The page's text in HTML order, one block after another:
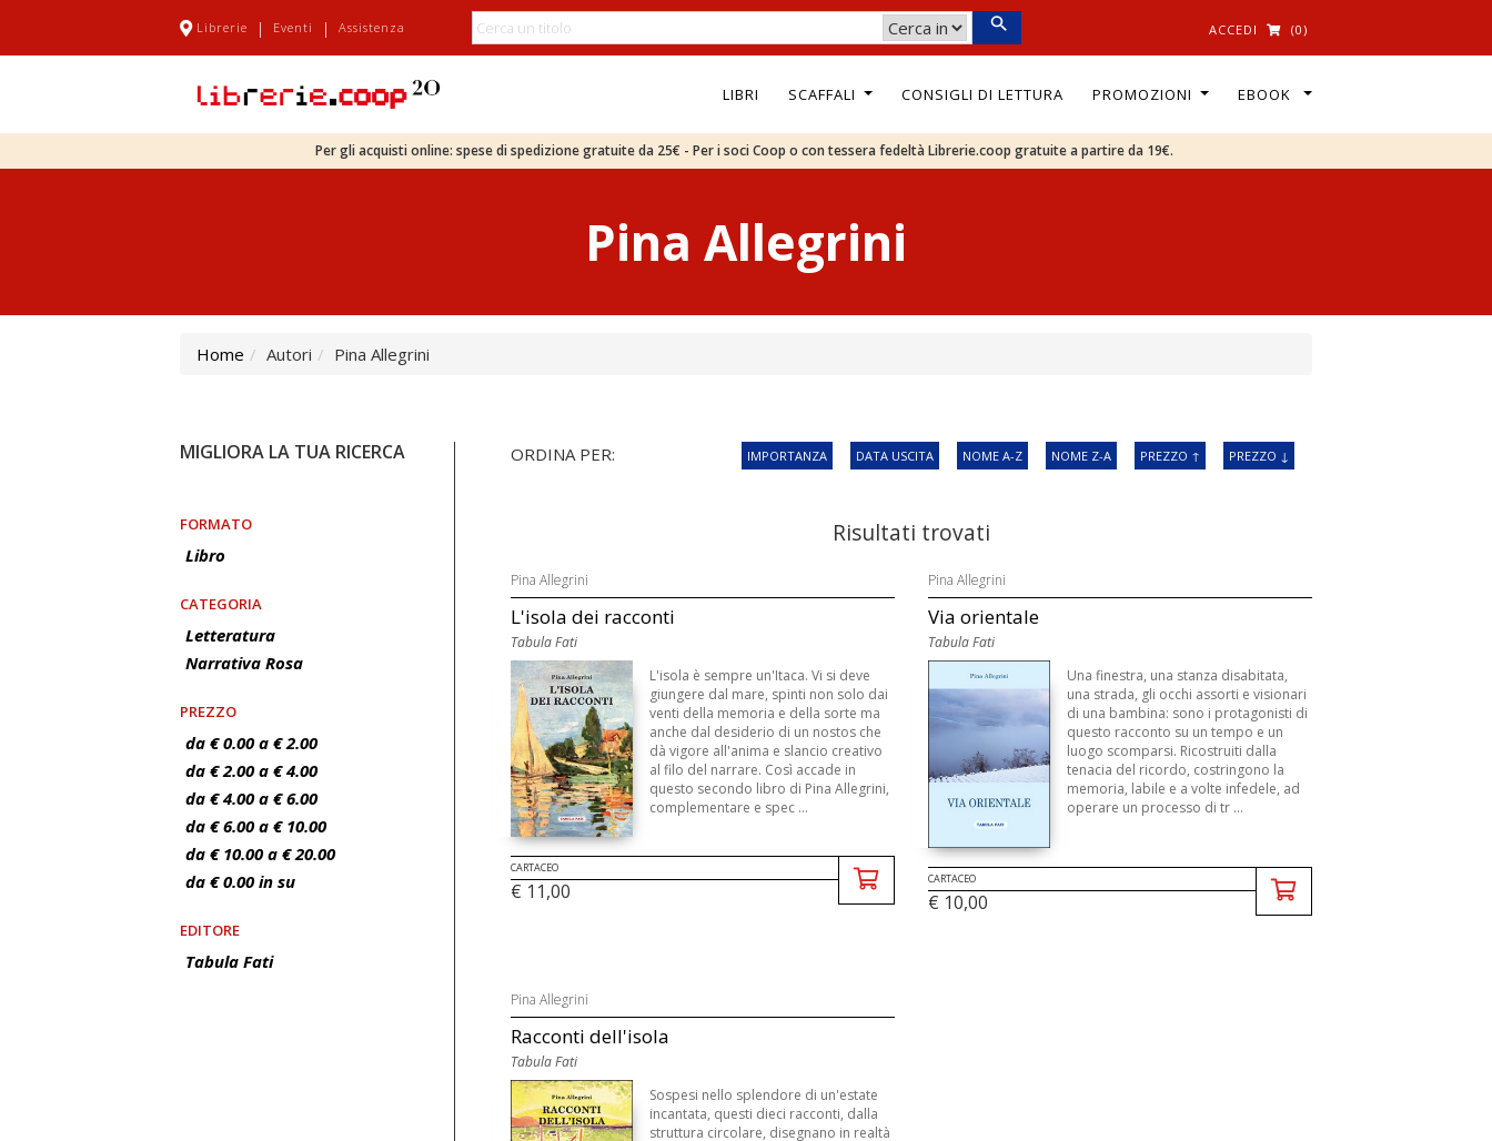
Librerie | Eventi | Assistenza ACCEDI (0)
LIBRI SCAFFALI CONSIGLI DI LETTURA PROMOZIONI EBOOK
Per gli acquisti online: spese di spedizione gratuite da 25€ - Per i soci Coop o con tessera fedeltà Librerie.coop gratuite a partire da 19€.
Pina Allegrini
Home Autori Pina Allegrini
MIGLIORA LA TUA RICERCA
FORMATO
Libro
CATEGORIA
Letteratura
Narrativa Rosa
PREZZO
da € 0.00 a € 2.00
da € 2.00 a € 4.00
da € 4.00 a € 6.00
da € 6.00 a € 10.00
da € 10.00 a € 20.00
da € 0.00 in su
EDITORE
Tabula Fati
ORDINA PER: IMPORTANZA DATA USCITA NOME A-Z NOME Z-A PREZZO ↑ PREZZO ↓
Risultati trovati
Pina Allegrini
L'isola dei racconti
Tabula Fati
L'isola è sempre un'Itaca. Vi si deve
giungere dal mare, spinti non solo dai
venti della memoria e della sorte ma
anche dal desiderio di un nostos che
dà vigore all'anima e slancio creativo
al filo del narrare. Così accade in
questo secondo libro di Pina Allegrini,
complementare e spec ...
CARTACEO
€ 11,00
Pina Allegrini
Via orientale
Tabula Fati
Una finestra, una stanza disabitata,
una strada, gli occhi assorti e visionari
di una bambina: sono i protagonisti di
questo racconto su un tempo e un
luogo scomparsi. Ricostruiti dalla
tenacia del ricordo, costringono la
memoria, labile e a volte infedele, ad
operare un processo di tr ...
CARTACEO
€ 10,00
Pina Allegrini
Racconti dell'isola
Tabula Fati
Sospesi nello splendore di un'estate
incantata, questi dieci racconti, dalla
struttura circolare, disegnano in realtà